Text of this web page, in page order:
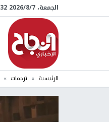
الجمعة، 7/‏8/‏2026 04:17:33 صباحاً
الرئيسية ترجمات